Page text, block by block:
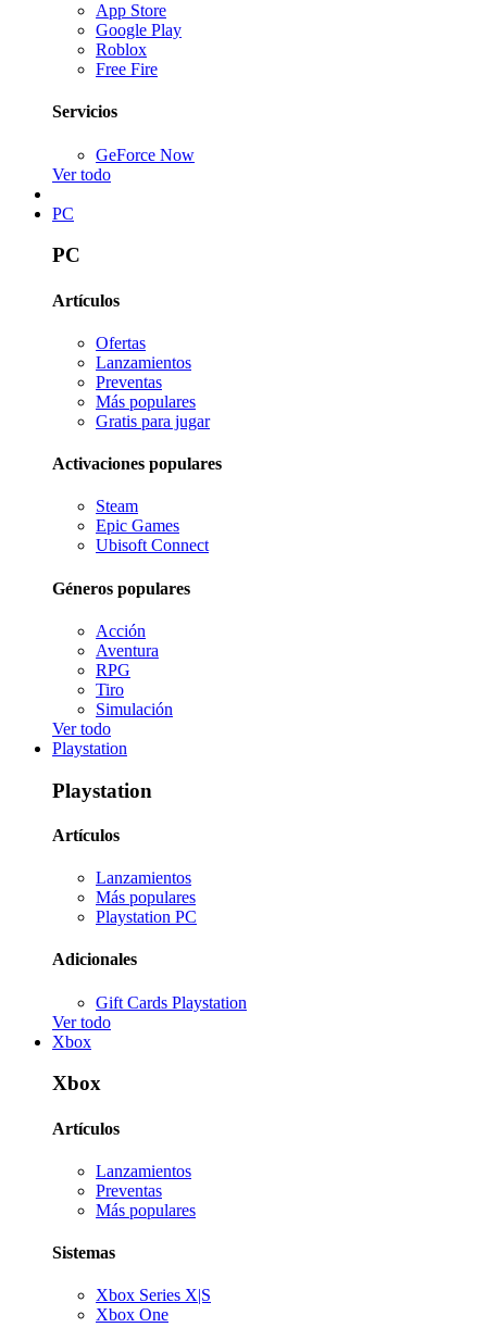
App Store
Google Play
Roblox
Free Fire
Servicios
GeForce Now
Ver todo
PC
PC
Artículos
Ofertas
Lanzamientos
Preventas
Más populares
Gratis para jugar
Activaciones populares
Steam
Epic Games
Ubisoft Connect
Géneros populares
Acción
Aventura
RPG
Tiro
Simulación
Ver todo
Playstation
Playstation
Artículos
Lanzamientos
Más populares
Playstation PC
Adicionales
Gift Cards Playstation
Ver todo
Xbox
Xbox
Artículos
Lanzamientos
Preventas
Más populares
Sistemas
Xbox Series X|S
Xbox One